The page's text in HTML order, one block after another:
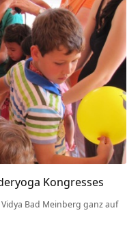
Kongresses
Bad Meinberg ganz auf